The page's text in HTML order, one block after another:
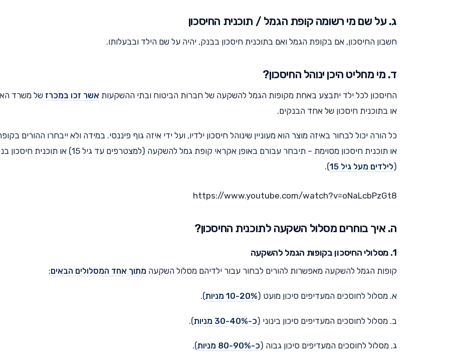
ג. על שם מי רשומה קופת הגמל / תוכנית החיסכון
חשבון החיסכון, אם בקופת הגמל ואם בתוכנית חיסכון בבנק, יהיה על שם הילד ובבעלותו.
ד. מי מחליט היכן ינוהל החיסכון?
החיסכון לכל ילד יתבצע באחת מקופות הגמל להשקעה של חברות הביטוח ובתי ההשקעות אשר זכו במכרז של משרד
או בתוכנית חיסכון של אחד הבנקים.
כל הורה יכול לבחור באיזה מוצר הוא מעוניין שינוהל חיסכון ילדיו, ועל ידי איזה גוף פיננסי. במידה ולא ייבחרו ההורים
או תוכנית חיסכון מסוימת – תיבחר עבורם באופן אקראי קופת גמל להשקעה (למצטרפים עד גיל 15)
(לילדים מעל גיל 15 ).
https://www.youtube.com/watch?v=oNaLcbPzGt8
ה. איך בוחרים מסלול השקעה לתוכנית החיסכון?
1. מסלולי החיסכון בקופות הגמל להשקעה
קופות הגמל להשקעה מאפשרות להורים לבחור עבור ילדיהם מסלול השקעה מתוך אחד המסלולים הבאים:
א. מסלול לחוסכים המעדיפים סיכון מועט (10-20% מניות ).
ב. מסלול לחוסכים המעדיפים סיכון בינוני (כ-30-40% מניות ).
ג. מסלול לחוסכים המעדיפים סיכון גבוה (כ-80-90% מניות ).